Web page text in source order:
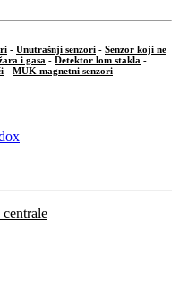
- Unutrašnji senzori - Senzor koji ne
i gasa - Detektor lom stakla -
- MUK magnetni senzori